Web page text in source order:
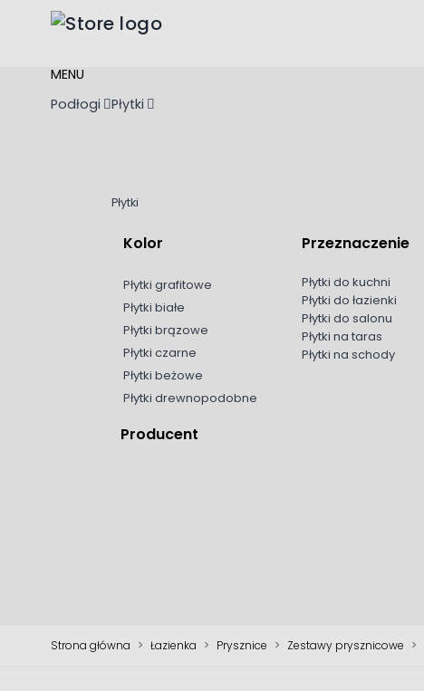
Przejdź do treści
MENU
Podłogi
Płytki
Płytki
Kolor
Płytki grafitowe
Płytki białe
Płytki brązowe
Płytki czarne
Płytki beżowe
Płytki drewnopodobne
Przeznaczenie
Płytki do kuchni
Płytki do łazienki
Płytki do salonu
Płytki na taras
Płytki na schody
Producent
Strona główna > Łazienka > Prysznice > Zestawy prysznicowe >